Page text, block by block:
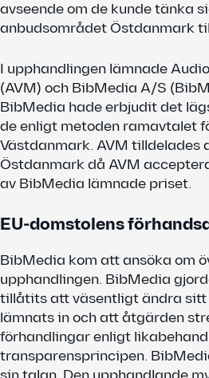
avseende om de kunde tänka
anbudsområdet Östdanmark
I upphandlingen lämnade
(AVM) och BibMedia A/S
BibMedia hade erbjudit det
de enligt metoden ramavtalet
Västdanmark. AVM tilldelades
Östdanmark då AVM
av BibMedia lämnade priset.
EU-domstolens
BibMedia kom att ansöka om
upphandlingen. BibMedia
tillåtits att väsentligt ändra
lämnats in och att åtgärden
förhandlingar enligt
transparensprincipen.